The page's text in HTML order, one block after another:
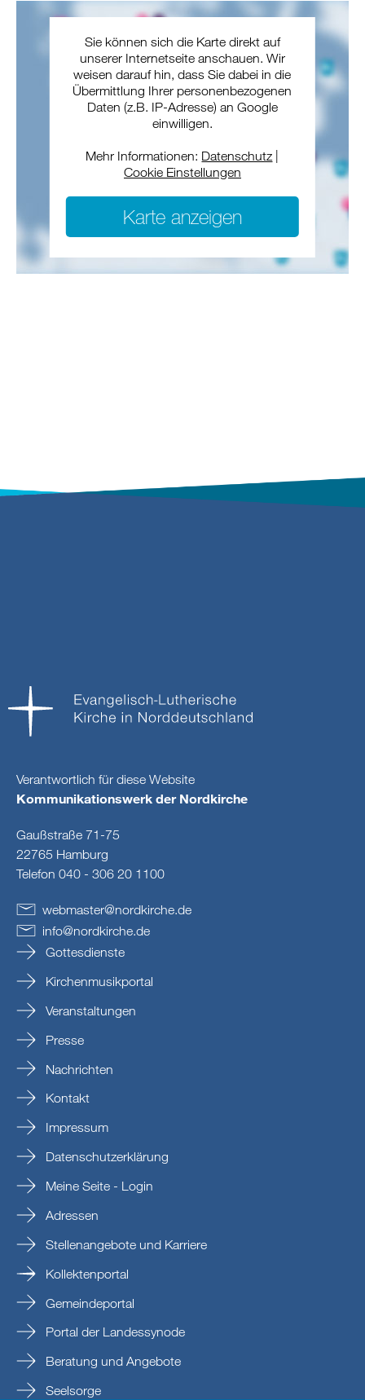
Sie können sich die Karte direkt auf
unserer Internetseite anschauen. Wir
weisen darauf hin, dass Sie dabei in die
Übermittlung Ihrer personenbezogenen
Daten (z.B. IP-Adresse) an Google
einwilligen.
Mehr Informationen: Datenschutz
Cookie Einstellungen
Karte anzeigen
Verantwortlich für diese Website
Kommunikationswerk der Nordkirche
Gaußstraße 71-75
22765 Hamburg
Telefon 040 - 306 20 1100
webmaster@nordkirche.de
info@nordkirche.de
Gottesdienste
Kirchenmusikportal
Veranstaltungen
Presse
Nachrichten
Kontakt
Impressum
Datenschutzerklärung
Meine Seite - Login
Adressen
Stellenangebote und Karriere
Kollektenportal
Gemeindeportal
Portal der Landessynode
Beratung und Angebote
Seelsorge